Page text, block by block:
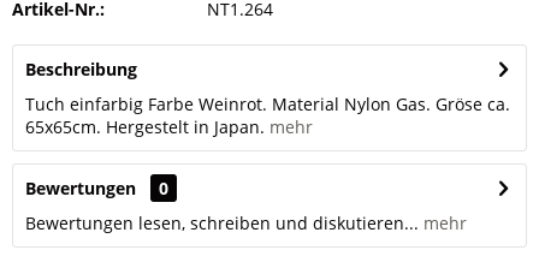
Artikel-Nr.: NT1.264
Beschreibung
Tuch einfarbig Farbe Weinrot. Material Nylon Gas. Gröse ca.
65x65cm. Hergestelt in Japan. mehr
Bewertungen
0
Bewertungen lesen, schreiben und diskutieren... mehr